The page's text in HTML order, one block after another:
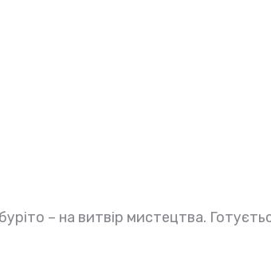
– на витвір мистецтва.